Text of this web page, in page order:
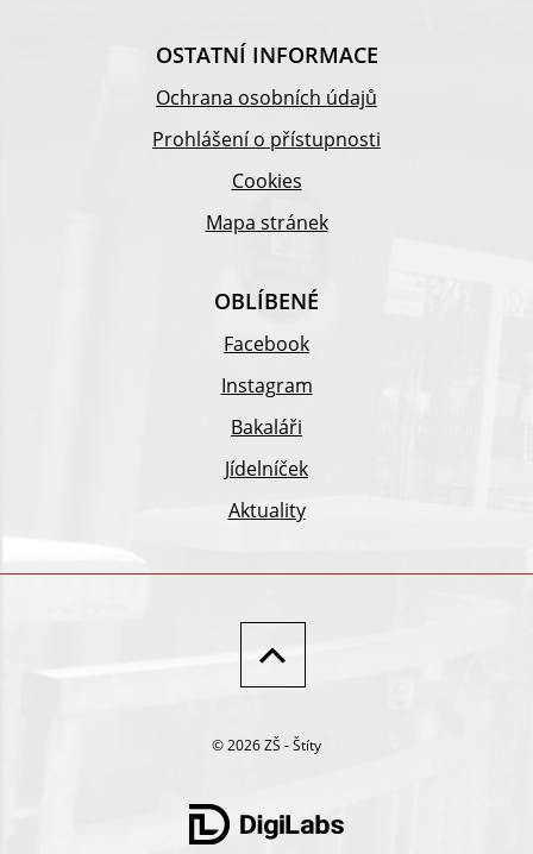
OSTATNÍ INFORMACE
Ochrana osobních údajů
Prohlášení o přístupnosti
Cookies
Mapa stránek
OBLÍBENÉ
Facebook
Instagram
Bakaláři
Jídelníček
Aktuality
© 2026 ZŠ - Štíty